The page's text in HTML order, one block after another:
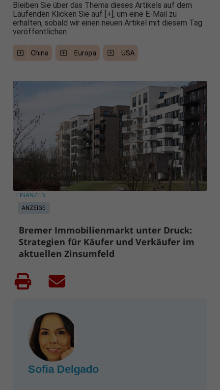
Bleiben Sie über das Thema dieses Artikels auf dem
Laufenden Klicken Sie auf [+], um eine E-Mail zu
erhalten, sobald wir einen neuen Artikel mit diesem Tag
veröffentlichen
China Europa USA
ANZEIGE
FINANZEN
Bremer Immobilienmarkt unter Druck:
Strategien für Käufer und Verkäufer im
aktuellen Zinsumfeld
Sofia Delgado